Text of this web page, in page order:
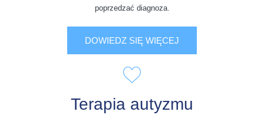
poprzedzać diagnoza.
DOWIEDZ SIĘ WIĘCEJ
Terapia autyzmu